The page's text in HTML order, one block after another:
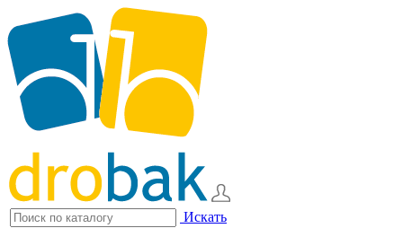
Искать